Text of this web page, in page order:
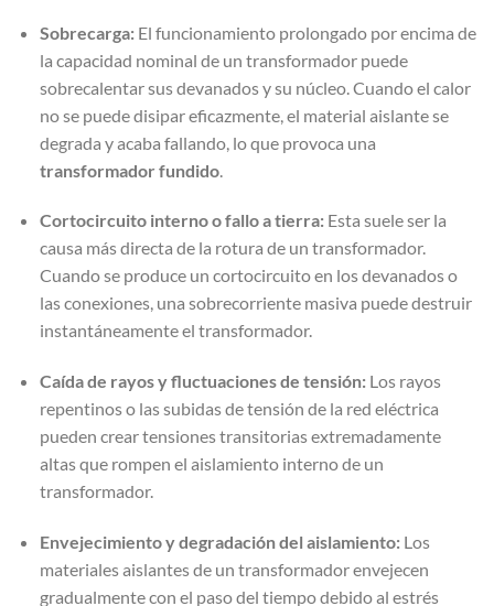
Sobrecarga:El funcionamiento prolongado por encima de
la capacidad nominal de un transformador puede
sobrecalentar sus devanados y su núcleo. Cuando el calor
no se puede disipar eficazmente, el material aislante se
degrada y acaba fallando, lo que provoca una
transformador fundido.
Cortocircuito interno o fallo a tierra:Esta suele ser la
causa más directa de la rotura de un transformador.
Cuando se produce un cortocircuito en los devanados o
las conexiones, una sobrecorriente masiva puede destruir
instantáneamente el transformador.
Caída de rayos y fluctuaciones de tensión:Los rayos
repentinos o las subidas de tensión de la red eléctrica
pueden crear tensiones transitorias extremadamente
altas que rompen el aislamiento interno de un
transformador.
Envejecimiento y degradación del aislamiento:Los
materiales aislantes de un transformador envejecen
gradualmente con el paso del tiempo debido al estrés